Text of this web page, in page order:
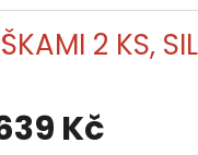
2 KS,
Kč